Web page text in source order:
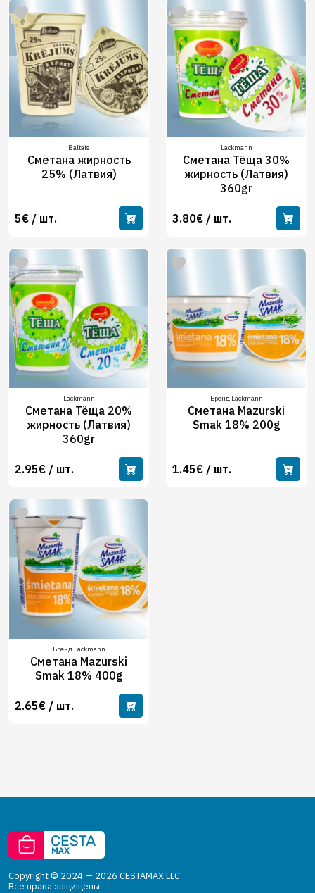
Baltais
Сметана жирность
25% (Латвия)
5€ / шт.
Lackmann
Сметана Тёща 30%
жирность (Латвия)
360gr
3.80€ / шт.
Lackmann
Сметана Тёща 20%
жирность (Латвия)
360gr
2.95€ / шт.
Бренд Lackmann
Сметана Mazurski
Smak 18% 200g
1.45€ / шт.
Бренд Lackmann
Сметана Mazurski
Smak 18% 400g
2.65€ / шт.
Copyright © 2024 — 2026 CESTAMAX LLC
Все права защищены.